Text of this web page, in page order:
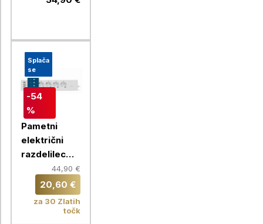
Splača
se
-54
%
Pametni
električni
razdelilec
Chameleon
44,90 €
20,60 €
za 30 Zlatih
točk